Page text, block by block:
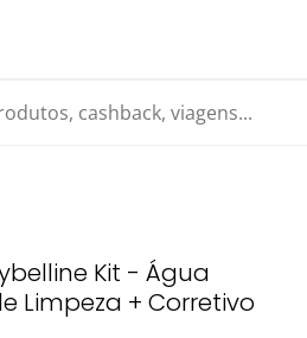
cashback, viagens...
Kit - Água
Limpeza + Corretivo